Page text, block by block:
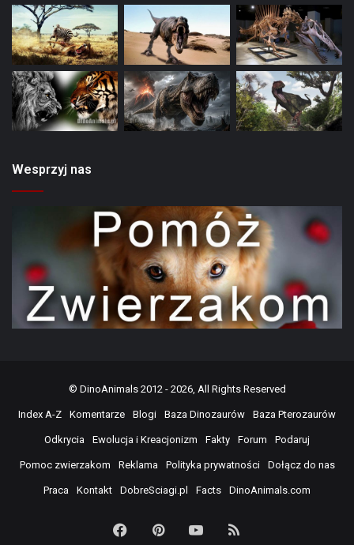
Wesprzyj nas
© DinoAnimals2012 - 2026, All Rights Reserved
Index A-Z Komentarze Blogi Baza Dinozaurów Baza Pterozaurów
Odkrycia Ewolucja i Kreacjonizm Fakty Forum Podaruj
Pomoc zwierzakom Reklama Polityka prywatności Dołącz do nas
Praca Kontakt DobreSciagi.pl Facts DinoAnimals.com
FacebookPinterestYouTube
RSS